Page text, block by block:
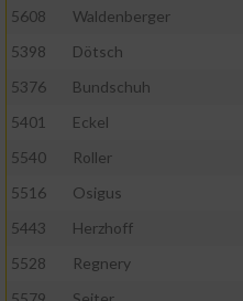
5608
Waldenberger
5398
Dötsch
5376
Bundschuh
5401
Eckel
5540
Roller
5516
Osigus
5443
Herzhoff
5528
Regnery